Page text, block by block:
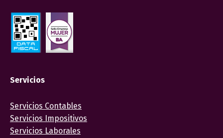
Servicios
Servicios Contables
Servicios Impositivos
Servicios Laborales